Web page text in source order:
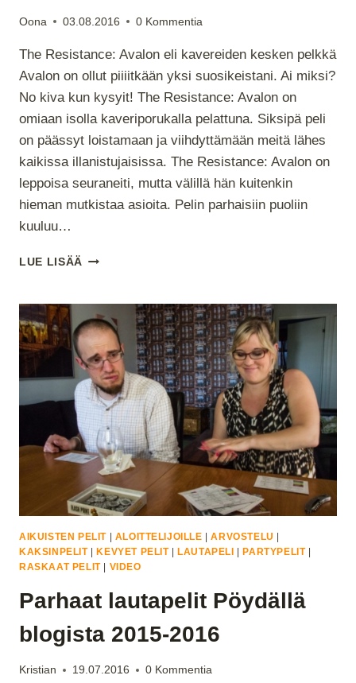
Oona 03.08.2016 0 Kommentia
The Resistance: Avalon eli kavereiden kesken pelkkä
Avalon on ollut piiiitkään yksi suosikeistani. Ai miksi?
No kiva kun kysyit! The Resistance: Avalon on
omiaan isolla kaveriporukalla pelattuna. Siksipä peli
on päässyt loistamaan ja viihdyttämään meitä lähes
kaikissa illanistujaisissa. The Resistance: Avalon on
leppoisa seuraneiti, mutta välillä hän kuitenkin
hieman mutkistaa asioita. Pelin parhaisiin puoliin
kuuluu…
LUE LISÄÄ THE
AIKUISTEN PELIT| ALOITTELIJOILLE |ARVOSTELU |
KAKSINPELIT|KEVYET PELIT|LAUTAPELI |PARTYPELIT|
RASKAAT PELIT| VIDEO
Parhaat lautapelit Pöydällä
blogista 2015-2016
Kristian 19.07.2016 0 Kommentia